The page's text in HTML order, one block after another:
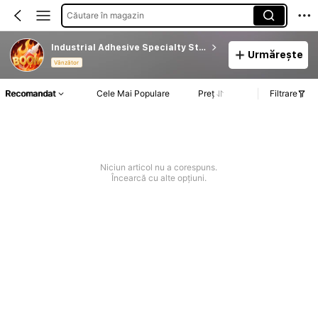
Căutare în magazin
Industrial Adhesive Specialty Store
Vânzător
Urmărește
Recomandat Cele Mai Populare Preț Filtrare
Niciun articol nu a corespuns.
Încearcă cu alte opțiuni.